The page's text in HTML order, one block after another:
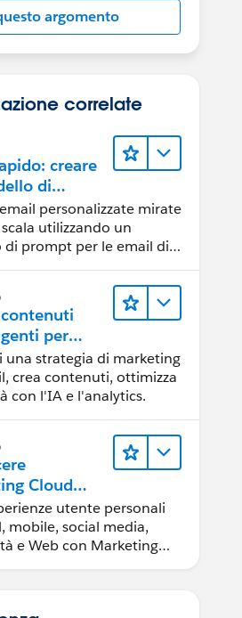
argomento
correlate
creare
di
per le email
personalizzate mirate
utilizzando un
di prompt per le email di
per
gli
di
una strategia di marketing
crea contenuti, ottimizza
con l'IA e l'analytics.
Cloud
utente personali
mobile, social media,
e Web con Marketing